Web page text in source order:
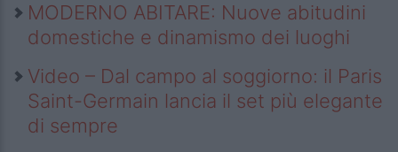
MODERNO ABITARE: Nuove abitudini
domestiche e dinamismo dei luoghi
Video – Dal campo al soggiorno: il Paris
Saint-Germain lancia il set più elegante
di sempre